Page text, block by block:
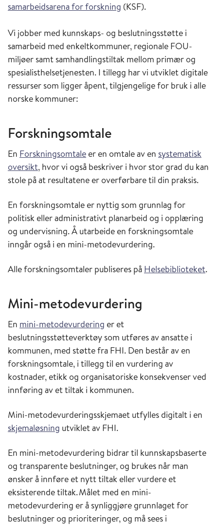
samarbeidsarena for forskning (KSF).
Vi jobber med kunnskaps- og beslutningsstøtte i
samarbeid med enkeltkommuner, regionale FOU-
miljøer samt samhandlingstiltak mellom primær og
spesialisthelsetjenesten. I tillegg har vi utviklet digitale
ressurser som ligger åpent,tilgjengelige for bruk i alle
norske kommuner:
Forskningsomtale
En Forskningsomtale er en omtaleav en systematisk
oversikt, hvor vi også beskriver i hvor stor grad du kan
stole på at resultatene er overførbare til din praksis.
En forskningsomtale er nyttig som grunnlag for
politisk eller administrativt planarbeid og i opplæring
og undervisning. Å utarbeide en forskningsomtale
inngår også i en mini-metodevurdering.
Alle forskningsomtaler publiseres på Helsebiblioteket.
Mini-metodevurdering
En mini-metodevurdering er et
beslutningsstøtteverktøy som utføres av ansatte i
kommunen, med støtte fra FHI. Den består av en
forskningsomtale, i tillegg til en vurdering av
kostnader, etikk og organisatoriske konsekvenser ved
innføring av et tiltak i kommunen.
Mini-metodevurderingsskjemaet utfylles digitalt i en
skjemaløsning utviklet av FHI.
En mini-metodevurdering bidrar til kunnskapsbaserte
og transparente beslutninger, og brukes når man
ønsker å innføre et nytt tiltak eller vurdere et
eksisterendetiltak.Målet med en mini-
metodevurdering er å synliggjøre grunnlaget for
beslutninger og prioriteringer, og må sees i